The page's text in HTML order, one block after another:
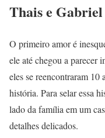
Thais e Gabriel
O primeiro amor é
ele até chegou a parecer
eles se reencontraram
história. Para selar essa
lado da família em um
detalhes delicados.